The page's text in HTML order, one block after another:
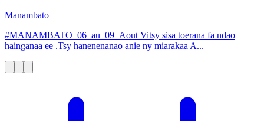
Manambato
#MANAMBATO_06_au_09_Aout Vitsy sisa toerana fa ndao
hainganaa ee .Tsy hanenenanao anie ny miarakaa A...